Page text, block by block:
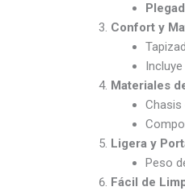
Confort y
Incluye
Materiales
Chasis
Ligera y
Peso
Fácil de